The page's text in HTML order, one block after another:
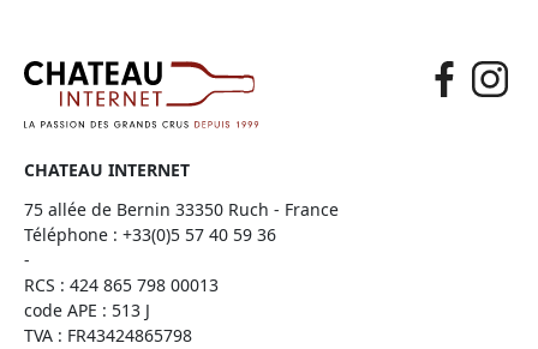
CHATEAU INTERNET
75 allée de Bernin 33350 Ruch - France
Téléphone : +33(0)5 57 40 59 36
-
RCS : 424 865 798 00013
code APE : 513 J
TVA : FR43424865798